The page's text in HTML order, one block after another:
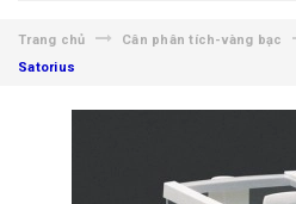
Trang chủ Cân phân tích-vàng bạc
Satorius